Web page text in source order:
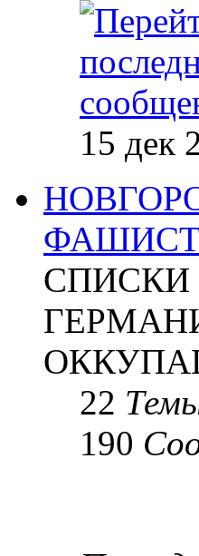
15 дек
СПИСКИ
22
190